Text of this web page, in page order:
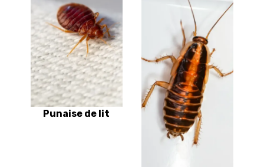
Punaise de lit